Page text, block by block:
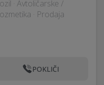
· Avtoličarske /
· Prodaja
POKLIČI